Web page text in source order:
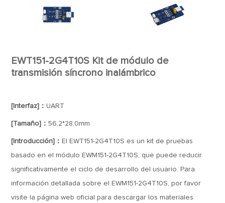
EWT151-2G4T10S Kit de módulo de
transmisión síncrono inalámbrico
[Interfaz]：UART
[Tamaño]：56,2*28,0mm
[Introducción]： El EWT151-2G4T10S es un kit de pruebas
basado en el módulo EWM151-2G4T10S, que puede reducir
significativamente el ciclo de desarrollo del usuario. Para
información detallada sobre el EWM151-2G4T10S, por favor
visite la página web oficial para descargar los materiales